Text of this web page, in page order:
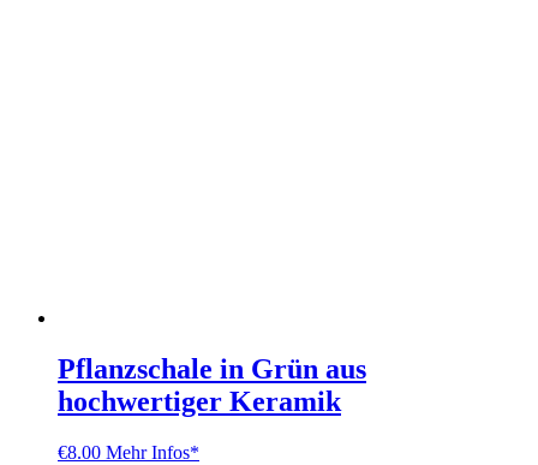
Pflanzschale in Grün aus
hochwertiger Keramik
€8.00 Mehr Infos*